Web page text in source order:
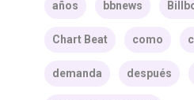
años bbnews
Chart Beat como
demanda después